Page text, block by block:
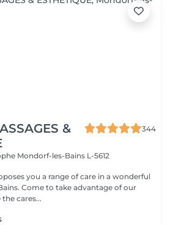
&
344
Mondorf-les-Bains L-5612
you a range of care in a wonderful
of our
cares...